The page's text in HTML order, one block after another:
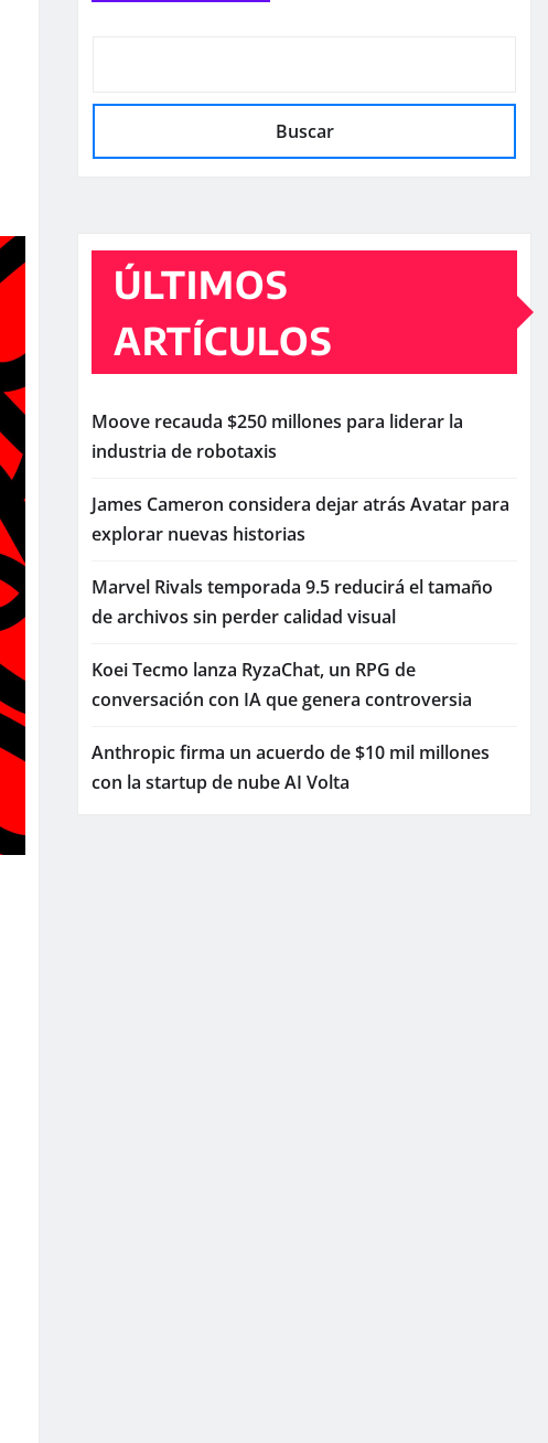
Buscar
ÚLTIMOS
ARTÍCULOS
Moove recauda $250 millones para liderar la
industria de robotaxis
James Cameron considera dejar atrás Avatar para
explorar nuevas historias
Marvel Rivals temporada 9.5 reducirá el tamaño
de archivos sin perder calidad visual
Koei Tecmo lanza RyzaChat, un RPG de
conversación con IA que genera controversia
Anthropic firma un acuerdo de $10 mil millones
con la startup de nube AI Volta